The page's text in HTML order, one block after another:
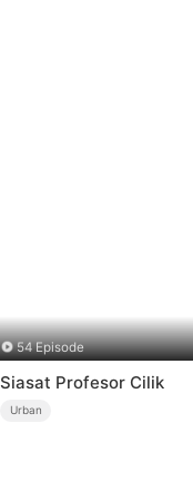
54 Episode
Siasat Profesor Cilik
Urban